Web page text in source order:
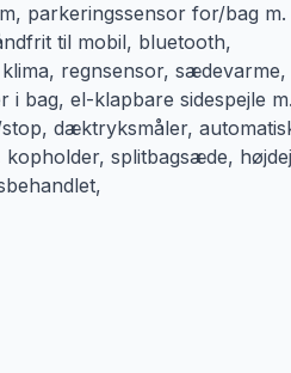
parkeringssensor for/bag m.
til mobil, bluetooth,
regnsensor, sædevarme,
bag, el-klapbare sidespejle m.
dæktryksmåler,
splitbagsæde,